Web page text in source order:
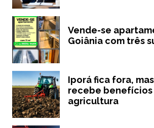
Vende-se
Goiânia com três
Iporá fica fora,
recebe benefícios
agricultura